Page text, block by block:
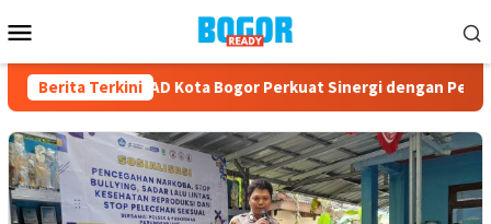
ke
Mobile
Berita Terkini
HUT ke-23, PPAD Kota Bogor Perkuat Sinergi dengan